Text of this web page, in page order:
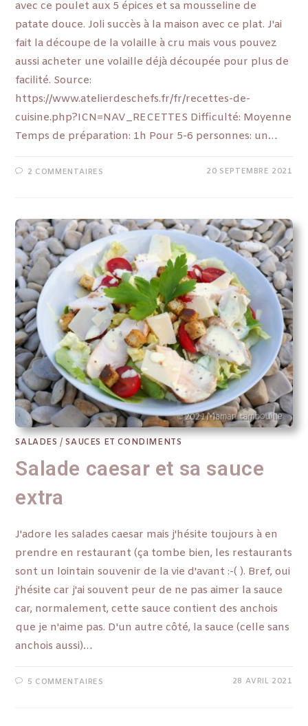
avec ce poulet aux 5 épices et sa mousseline de
patate douce. Joli succès à la maison avec ce plat. J'ai
fait la découpe de la volaille à cru mais vous pouvez
aussi acheter une volaille déjà découpée pour plus de
facilité. Source:
https://www.atelierdeschefs.fr/fr/recettes-de-
cuisine.php?ICN=NAV_RECETTES Difficulté: Moyenne
Temps de préparation: 1h Pour 5-6 personnes: un…
2 COMMENTAIRES 20 SEPTEMBRE 2021
SALADES /SAUCES ET CONDIMENTS
Salade caesar et sa sauce
extra
J'adore les salades caesar mais j'hésite toujours à en
prendre en restaurant (ça tombe bien, les restaurants
sont un lointain souvenir de la vie d'avant :-( ). Bref, oui
j'hésite car j'ai souvent peur de ne pas aimer la sauce
car, normalement, cette sauce contient des anchois
que je n'aime pas. D'un autre côté, la sauce (celle sans
anchois aussi)…
5 COMMENTAIRES 28 AVRIL 2021